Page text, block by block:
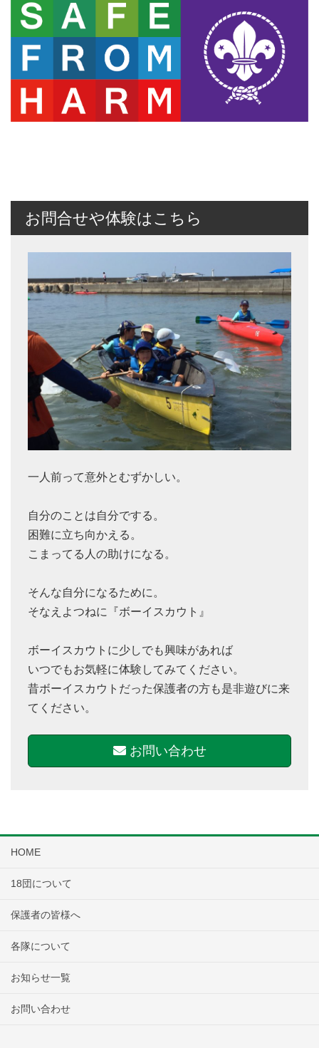
お問合せや体験はこちら
一人前って意外とむずかしい。
自分のことは自分でする。
困難に立ち向かえる。
こまってる人の助けになる。
そんな自分になるために。
そなえよつねに『ボーイスカウト』
ボーイスカウトに少しでも興味があれば
いつでもお気軽に体験してみてください。
昔ボーイスカウトだった保護者の方も是非遊びに来
てください。
お問い合わせ
HOME
18団について
保護者の皆様へ
各隊について
お知らせ一覧
お問い合わせ